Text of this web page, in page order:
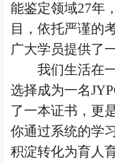
能鉴定领域27年
目，依托严谨的
广大学员提供了
我们生活在
选择成为一名
了一本证书 ，更
你通过系统的学
积淀转化为育人